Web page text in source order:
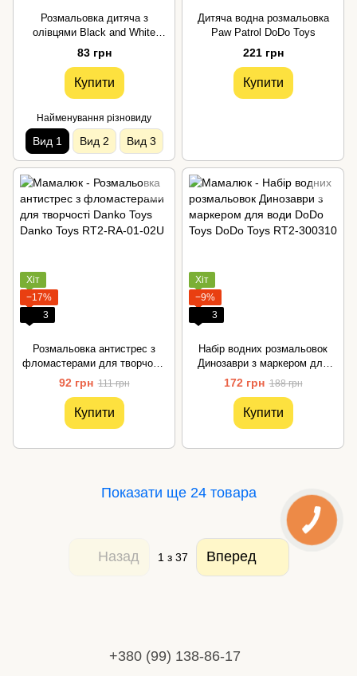
Розмальовка дитяча з
олівцями Black and White
Апельсин
83 грн
Купити
Найменування різновиду
Вид 1 Вид 2 Вид 3
Дитяча водна розмальовка
Paw Patrol DoDo Toys
221 грн
Купити
Хіт
−17%
3
Розмальовка антистрес з
фломастерами для творчості
Danko Toys
92 грн 111 грн
Купити
Хіт
−9%
3
Набір водних розмальовок
Динозаври з маркером для
води DoDo Toys
172 грн 188 грн
Купити
Показати ще 24 товара
Назад 1 з 37 Вперед
+380 (99) 138-86-17